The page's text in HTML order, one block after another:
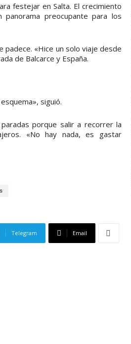
festejar en Salta. El crecimiento
preocupante para los
padece. «Hice un solo viaje desde
de Balcarce y España.
siguió.
porque salir a recorrer la
«No hay nada, es gastar
Telegram Email